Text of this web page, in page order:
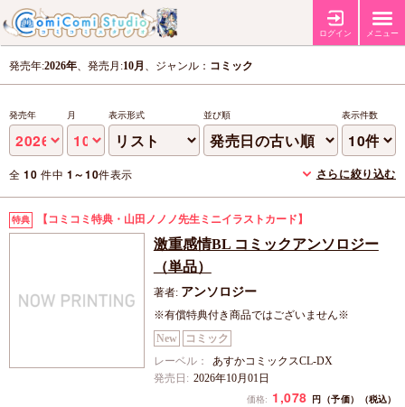
ログイン メニュー
発売年:2026年、発売月:10月 、ジャンル： コミック
発売年 月 表示形式 並び順 表示件数
全10 件中 1～10件表示 さらに絞り込む
特典 【コミコミ特典・山田ノノノ先生ミニイラストカード】
激重感情BL コミックアンソロジー
（単品）
著者: アンソロジー
※有償特典付き商品ではございません※
New
コミック
レーベル：
あすかコミックスCL-DX
発売日: 2026年10月01日
価格: 1,078 円（予価） （税込）